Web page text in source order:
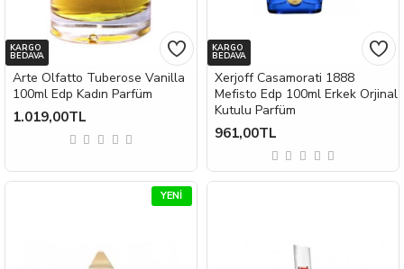
KARGO
BEDAVA
Arte Olfatto Tuberose Vanilla
100ml Edp Kadın Parfüm
1.019,00TL
KARGO
BEDAVA
Xerjoff Casamorati 1888
Mefisto Edp 100ml Erkek Orjinal
Kutulu Parfüm
961,00TL
YENI